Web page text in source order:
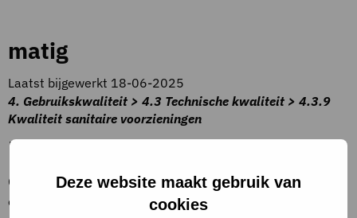
Deze website maakt gebruik van
cookies
matig
Laatst bijgewerkt 18-06-2025
4. Gebruikskwaliteit > 4.3 Technische kwaliteit > 4.3.9
Kwaliteit sanitaire voorzieningen
Beschrijving criteria
Conditiescore 4 – Het verouderingsproces heeft het bouw-
of installatiedeel regelmatig in zijn greep.